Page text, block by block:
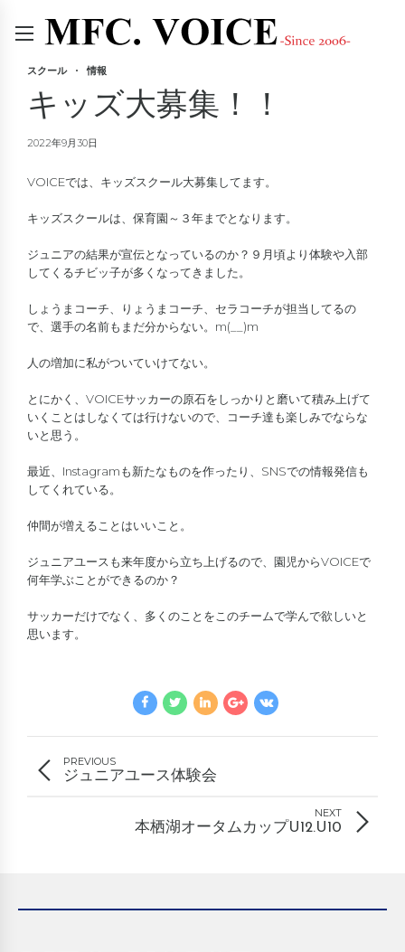
スクール 情報
キッズ大募集！！
2022年9月30日
VOICEでは、キッズスクール大募集してます。
キッズスクールは、保育園～３年までとなります。
ジュニアの結果が宣伝となっているのか？９月頃より体験や入部
してくるチビッ子が多くなってきました。
しょうまコーチ、りょうまコーチ、セラコーチが担当してるの
で、選手の名前もまだ分からない。m(__)m
人の増加に私がついていけてない。
とにかく、VOICEサッカーの原石をしっかりと磨いて積み上げて
いくことはしなくては行けないので、コーチ達も楽しみでならな
いと思う。
最近、Instagramも新たなものを作ったり、SNSでの情報発信も
してくれている。
仲間が増えることはいいこと。
ジュニアユースも来年度から立ち上げるので、園児からVOICEで
何年学ぶことができるのか？
サッカーだけでなく、多くのことをこのチームで学んで欲しいと
思います。
PREVIOUS
ジュニアユース体験会
NEXT
本栖湖オータムカップU12.U10